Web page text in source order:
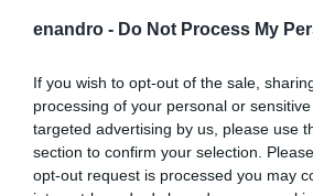
enandro - Do Not Process My
If you wish to opt-out of the sale,
processing of your personal or
targeted advertising by us, please use
section to confirm your selection.
opt-out request is processed you may